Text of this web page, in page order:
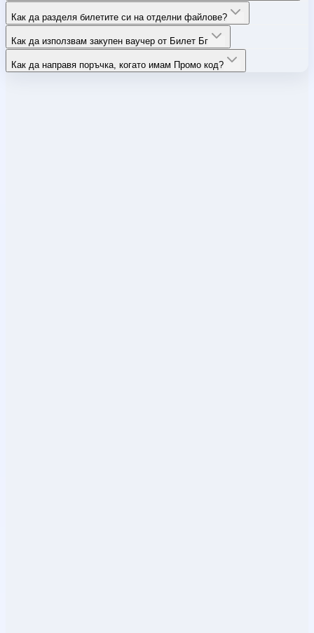
Как да разделя билетите си на отделни файлове?
Как да използвам закупен ваучер от Билет Бг
Как да направя поръчка, когато имам Промо код?